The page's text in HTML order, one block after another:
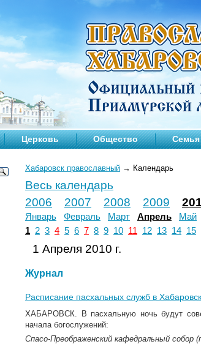
Церковь Общество Семья
Хабаровск православный → Календарь
Весь календарь
2006
2007 2008 2009
Январь Февраль Март Апрель Май
1 2 3 4 5 6 7 8 9 10 11 12 13 14 15
1 Апреля 2010 г.
Журнал
Расписание пасхальных служб в
ХАБАРОВСК. В пасхальную ночь будут
начала богослужений:
Спасо-Преображенский кафедральный собор